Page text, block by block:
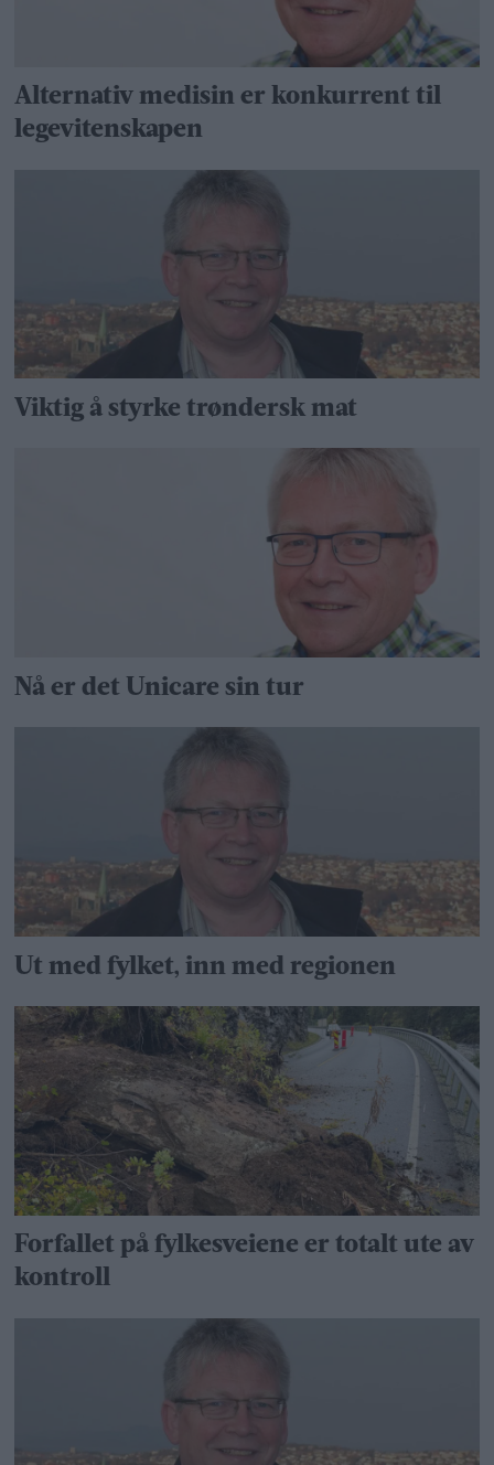
Alternativ medisin er konkurrent til
legevitenskapen
Viktig å styrke trøndersk mat
Nå er det Unicare sin tur
Ut med fylket, inn med regionen
Forfallet på fylkesveiene er totalt ute av
kontroll